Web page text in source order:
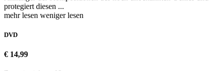
protegiert diesen ...
mehr lesen weniger lesen
DVD
€ 14,99